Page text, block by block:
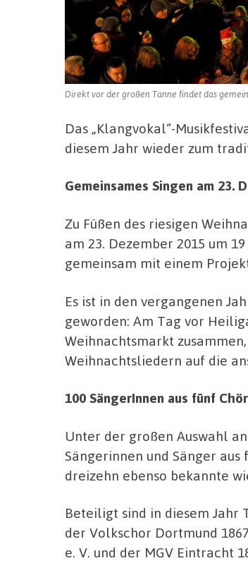
Direkt vor der großen Tanne findet das
Das „Klangvokal“-
diesem Jahr wieder zum
Gemeinsames Singen am 23.
Zu Füßen des riesigen
am 23. Dezember 2015 um
gemeinsam mit einem
Es ist in den vergangenen
geworden: Am Tag vor
Weihnachtsmarkt
Weihnachtsliedern auf die
100 SängerInnen aus fünf
Unter der großen Auswahl
Sängerinnen und Sänger
dreizehn ebenso bekannte
Beteiligt sind in diesem Jahr
der Volkschor Dortmund
e. V. und der MGV Eintracht